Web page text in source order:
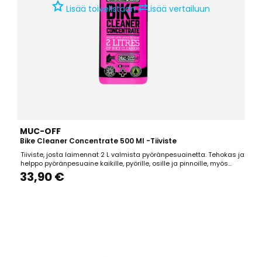
Lisää toivelistaan⇄Lisää vertailuun
MUC-OFF
Bike Cleaner Concentrate 500 Ml -tiiviste
Tiiviste, josta laimennat 2 L valmista pyöränpesuainetta. Tehokas ja
helppo pyöränpesuaine kaikille, pyörille, osille ja pinnoille, myös
hiilikuidulle. Nanoteknologia, alkaline based, biohajoava, CFC ja
liuotinvapaa. Pakkauskoko: 500 ml.
33,90 €